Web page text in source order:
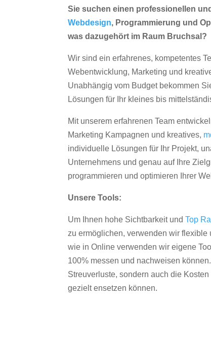
Sie suchen einen professionellen
Webdesign, Programmierung und
was dazugehört im Raum Bruchsal?
Wir sind ein erfahrenes, kompetentes
Webentwicklung, Marketing und
Unabhängig vom Budget bekommen
Lösungen für Ihr kleines bis
Mit unserem erfahrenen Team
Marketing Kampagnen und kreatives,
individuelle Lösungen für Ihr Projekt,
Unternehmens und genau auf Ihre
programmieren und optimieren Ihrer
Unsere Tools:
Um Ihnen hohe Sichtbarkeit undTop
zu ermöglichen, verwenden wir flexible
wie in Online verwenden wir eigene
100% messen und nachweisen
Streuverluste, sondern auch die
gezielt ensetzen können.